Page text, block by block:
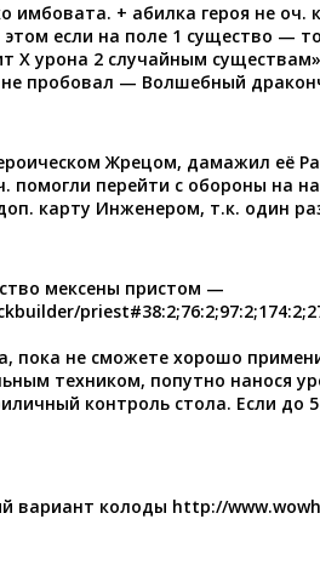
имбовата. + абилка героя не
этом если на поле 1 существо
Х урона 2 случайным
пробовал — Волшебный
Жрецом, дамажил её
помогли перейти с обороны на
карту Инженером, т.к. один
мексены пристом —
пока не сможете хорошо
техником, попутно нанося
контроль стола. Если
вариант колоды http://